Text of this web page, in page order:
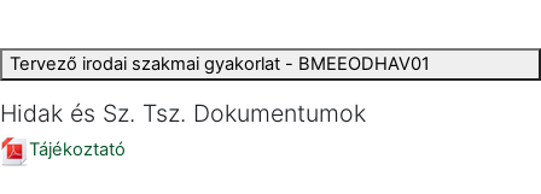
Tervező irodai szakmai gyakorlat - BMEEODHAV01
Hidak és Sz. Tsz. Dokumentumok
Tájékoztató